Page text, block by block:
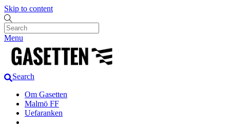
Skip to content
Menu
Search
Om Gasetten
Malmö FF
Uefaranken